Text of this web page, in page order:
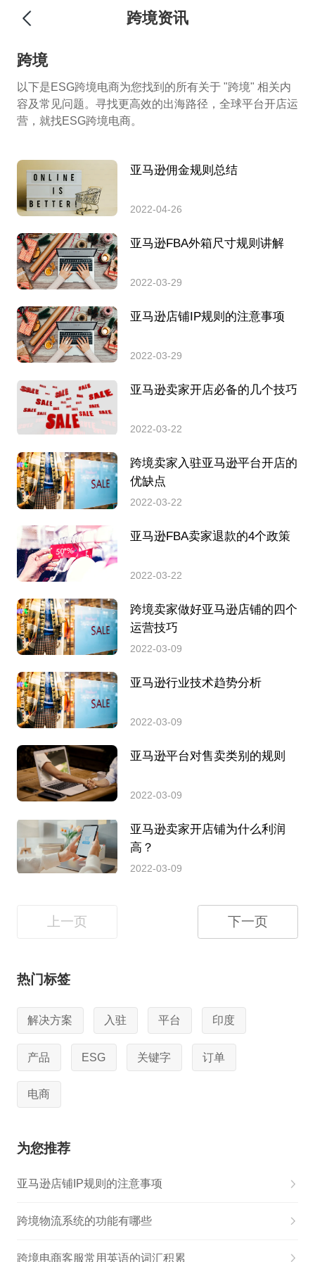
跨境资讯
跨境
以下是ESG跨境电商为您找到的所有关于 "跨境" 相关内
容及常见问题。寻找更高效的出海路径，全球平台开店运
营，就找ESG跨境电商。
亚马逊佣金规则总结
2022-04-26
亚马逊FBA外箱尺寸规则讲解
2022-03-29
亚马逊店铺IP规则的注意事项
2022-03-29
亚马逊卖家开店必备的几个技巧
2022-03-22
跨境卖家入驻亚马逊平台开店的
优缺点
2022-03-22
亚马逊FBA卖家退款的4个政策
2022-03-22
跨境卖家做好亚马逊店铺的四个
运营技巧
2022-03-09
亚马逊行业技术趋势分析
2022-03-09
亚马逊平台对售卖类别的规则
2022-03-09
亚马逊卖家开店铺为什么利润
高？
2022-03-09
上一页 下一页
热门标签
解决方案 入驻 平台 印度
产品 ESG 关键字 订单
电商
为您推荐
亚马逊店铺IP规则的注意事项
跨境物流系统的功能有哪些
跨境电商客服常用英语的词汇积累